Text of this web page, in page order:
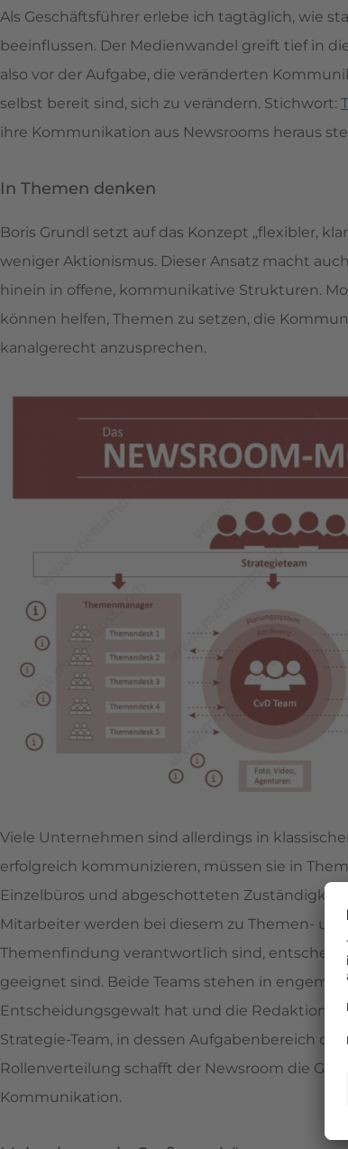
Als Geschäftsführer erlebe ich tagtäglich, wie
beeinflussen. Der Medienwandel greift tief in
also vor der Aufgabe, die veränderten
selbst bereit sind, sich zu verändern. Stichwort:
ihre Kommunikation aus Newsrooms heraus
In Themen denken
Boris Grundl setzt auf das Konzept „flexibler,
weniger Aktionismus. Dieser Ansatz macht
hinein in offene, kommunikative Strukturen.
können helfen, Themen zu setzen, die
kanalgerecht anzusprechen.
Viele Unternehmen sind allerdings in
erfolgreich kommunizieren, müssen sie in
Einzelbüros und abgeschotteten
Mitarbeiter werden bei diesem zu Themen-
Themenfindung verantwortlich sind,
geeignet sind. Beide Teams stehen in engem
Entscheidungsgewalt hat und die
Strategie-Team, in dessen Aufgabenbereich
Rollenverteilung schafft der Newsroom die
Kommunikation.